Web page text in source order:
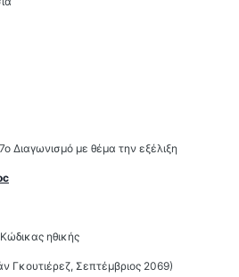
Διαγωνισμό με θέμα την εξέλιξη
Κώδικας ηθικής
Γκουτιέρεζ, Σεπτέμβριος 2069)